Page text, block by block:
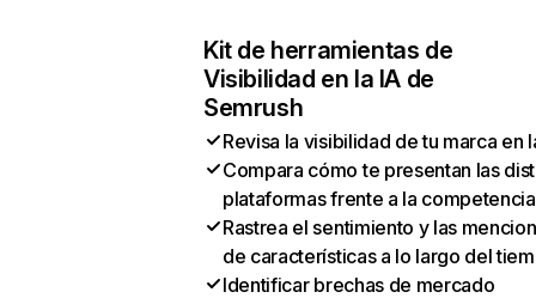
Kit de herramientas de
Visibilidad en la IA de
Semrush
Revisa la visibilidad de tu marca en
Compara cómo te presentan las
plataformas frente a la competencia
Rastrea el sentimiento y las
de características a lo largo del
Identificar brechas de mercado